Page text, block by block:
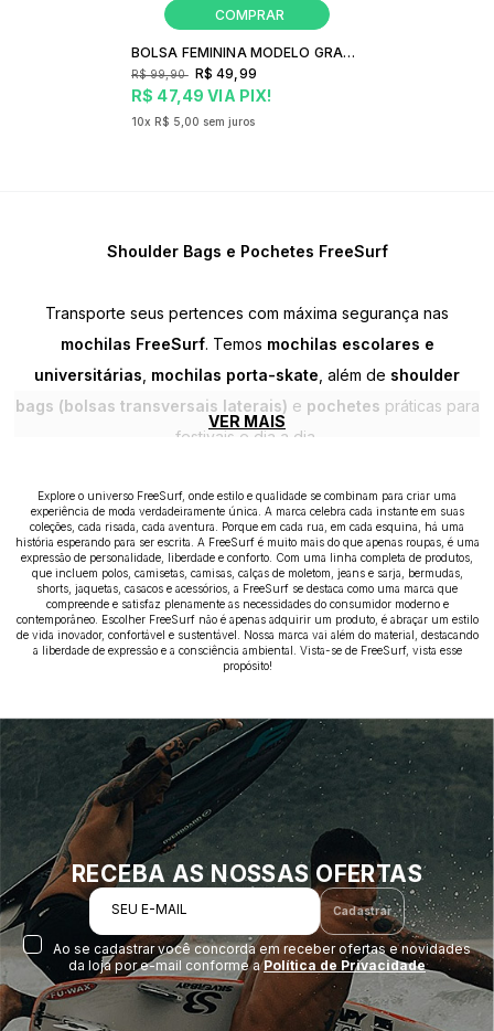
BOLSA FEMININA MODELO GRANDE FREESURF FLORES
R$ 47,49 VIA PIX!
R$ 99,90 R$ 49,99
10x R$ 5,00 sem juros
Shoulder Bags e Pochetes FreeSurf
Transporte seus pertences com máxima segurança nas
mochilas FreeSurf. Temos mochilas escolares e
universitárias mochilas porta-skate , além de shoulder
bags (bolsas transversais laterais) e pochetes práticas para
festivais e dia a dia.
VER MAIS
Explore o universo FreeSurf, onde estilo e qualidade se combinam para criar uma
experiência de moda verdadeiramente única. A marca celebra cada instante em suas
coleções, cada risada, cada aventura. Porque em cada rua, em cada esquina, há uma
história esperando para ser escrita. A FreeSurf é muito mais do que apenas roupas, é uma
expressão de personalidade, liberdade e conforto. Com uma linha completa de produtos,
que incluem polos, camisetas, camisas, calças de moletom, jeans e sarja, bermudas,
shorts, jaquetas, casacos e acessórios, a FreeSurf se destaca como uma marca que
compreende e satisfaz plenamente as necessidades do consumidor moderno e
contemporâneo. Escolher FreeSurf não é apenas adquirir um produto, é abraçar um estilo
de vida inovador, confortável e sustentável. Nossa marca vai além do material, destacando
a liberdade de expressão e a consciência ambiental. Vista-se de FreeSurf, vista esse
propósito!
RECEBA AS NOSSAS OFERTAS
SEU E-MAIL Cadastrar
Ao se cadastrar você concorda em receber ofertas e novidades
da loja por e-mail conforme aPolítica de Privacidade